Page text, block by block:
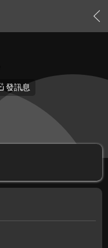
發訊息